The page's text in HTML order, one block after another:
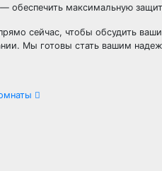
обеспечить максимальную
сейчас, чтобы обсудить
Мы готовы стать вашим